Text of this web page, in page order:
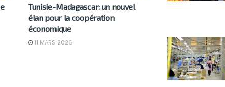
Tunisie-Madagascar: un nouvel
élan pour la coopération
économique
11 MARS 2026